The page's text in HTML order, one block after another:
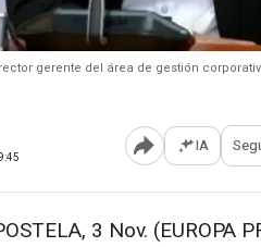
gerente del área de gestión
Abrir IA
3 Nov. (EUROPA